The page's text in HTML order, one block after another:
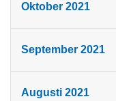
Oktober 2021
September 2021
Augusti 2021